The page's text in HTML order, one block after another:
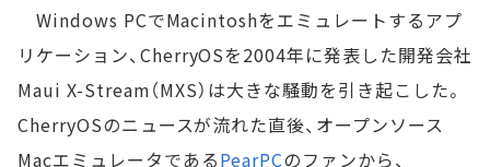
Windows PCでMacintoshをエミュレートするアプ
リケーション、CherryOSを2004年に発表した開発会社
Maui X-Stream（MXS）は大きな騒動を引き起こした。
CherryOSのニュースが流れた直後、オープンソース
MacエミュレータであるPearPCのファンから、